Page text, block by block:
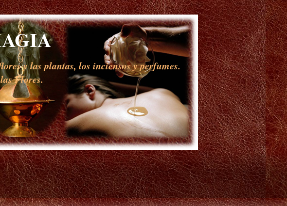
y las plantas, los inciensos y perfumes.
Flores.